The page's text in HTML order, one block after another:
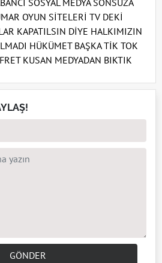
SOSYAL MEDYA SONSUZA
OYUN SİTELERİ TV DEKİ
KAPATILSIN DİYE HALKIMIZIN
HÜKÜMET BAŞKA TİK TOK
KUSAN MEDYADAN BIKTIK
GÖNDER